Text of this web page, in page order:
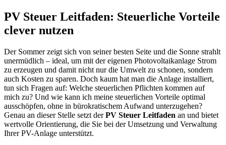
PV Steuer Leitfaden: Steuerliche Vorteile
clever nutzen
Der Sommer zeigt sich von seiner besten Seite und die Sonne strahlt
unermüdlich – ideal, um mit der eigenen Photovoltaikanlage Strom
zu erzeugen und damit nicht nur die Umwelt zu schonen, sondern
auch Kosten zu sparen. Doch kaum hat man die Anlage installiert,
tun sich Fragen auf: Welche steuerlichen Pflichten kommen auf
mich zu? Und wie kann ich meine steuerlichen Vorteile optimal
ausschöpfen, ohne in bürokratischem Aufwand unterzugehen?
Genau an dieser Stelle setzt derPV Steuer Leitfaden an und bietet
wertvolle Orientierung, die Sie bei der Umsetzung und Verwaltung
Ihrer PV-Anlage unterstützt.